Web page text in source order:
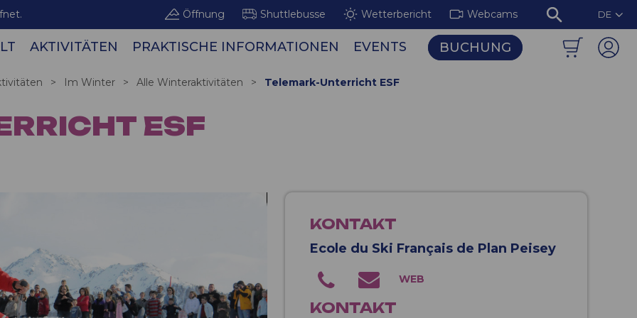
Öffnung Shuttlebusse Wetterbericht Webcams DE
AKTIVITÄTEN PRAKTISCHE INFORMATIONEN EVENTS BUCHUNG
> Im Winter > Alle Winteraktivitäten > Telemark-Unterricht ESF
ESF
KONTAKT
Ecole du Ski Français de Plan Peisey
KONTAKT